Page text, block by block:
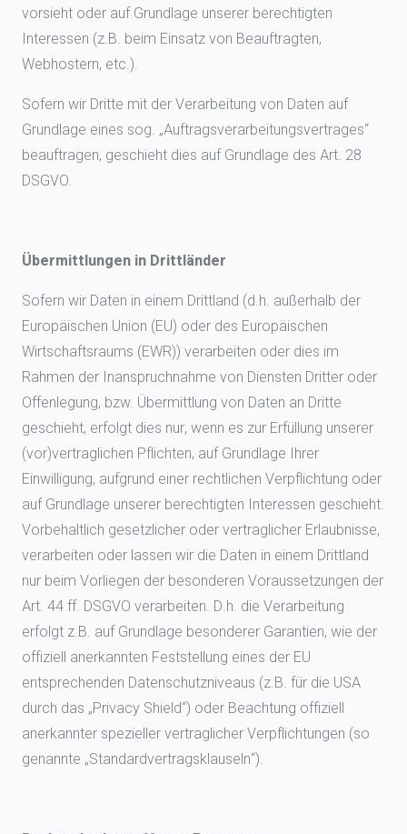
vorsieht oder auf Grundlage unserer berechtigten
Interessen (z.B. beim Einsatz von Beauftragten,
Webhostern, etc.).
Sofern wir Dritte mit der Verarbeitung von Daten auf
Grundlage eines sog. „Auftragsverarbeitungsvertrages“
beauftragen, geschieht dies auf Grundlage des Art. 28
DSGVO.
Übermittlungen in Drittländer
Sofern wir Daten in einem Drittland (d.h. außerhalb der
Europäischen Union (EU) oder des Europäischen
Wirtschaftsraums (EWR)) verarbeiten oder dies im
Rahmen der Inanspruchnahme von Diensten Dritter oder
Offenlegung, bzw. Übermittlung von Daten an Dritte
geschieht, erfolgt dies nur, wenn es zur Erfüllung unserer
(vor)vertraglichen Pflichten, auf Grundlage Ihrer
Einwilligung, aufgrund einer rechtlichen Verpflichtung oder
auf Grundlage unserer berechtigten Interessen geschieht.
Vorbehaltlich gesetzlicher oder vertraglicher Erlaubnisse,
verarbeiten oder lassen wir die Daten in einem Drittland
nur beim Vorliegen der besonderen Voraussetzungen der
Art. 44 ff. DSGVO verarbeiten. D.h. die Verarbeitung
erfolgt z.B. auf Grundlage besonderer Garantien, wie der
offiziell anerkannten Feststellung eines der EU
entsprechenden Datenschutzniveaus (z.B. für die USA
durch das „Privacy Shield“) oder Beachtung offiziell
anerkannter spezieller vertraglicher Verpflichtungen (so
genannte „Standardvertragsklauseln“).